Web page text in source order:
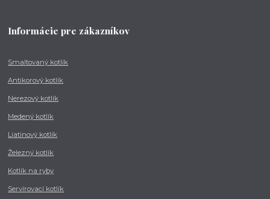
Informácie pre zákazníkov
Smaltovaný kotlík
Antikorový kotlík
Nerezový kotlík
Medený kotlík
Liatinový kotlík
Železný kotlík
Kotlík na ryby
Servírovací kotlík